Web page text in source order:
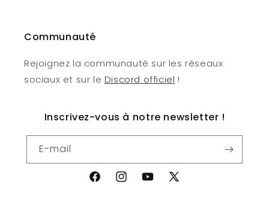
Communauté
Rejoignez la communauté sur les réseaux
sociaux et sur le Discord officiel !
Inscrivez-vous à notre newsletter !
E-mail
FacebookInstagramYouTube
X